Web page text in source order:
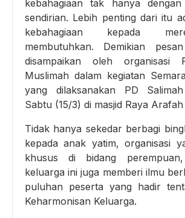
kebahagiaan tak hanya dengan
sendirian. Lebih penting dari itu
kebahagiaan kepada
membutuhkan. Demikian
disampaikan oleh organisasi
Muslimah dalam kegiatan
yang dilaksanakan PD
Sabtu (15/3) di masjid Raya Arafah
Tidak hanya sekedar berbagi
kepada anak yatim, organisasi
khusus di bidang
keluarga ini juga memberi ilmu
puluhan peserta yang hadir
Keharmonisan Keluarga.